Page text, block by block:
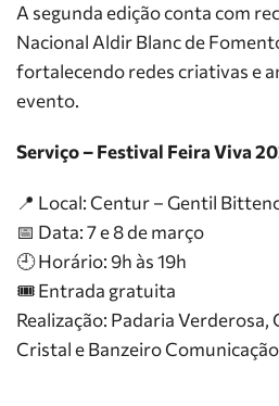
A segunda edição conta com
Nacional Aldir Blanc de
fortalecendo redes criativas e
evento.
Serviço – Festival Feira Viva
📍 Local: Centur – Gentil
📅 Data: 7 e 8 de março
🕘 Horário: 9h às 19h
🎟 Entrada gratuita
Realização: Padaria
Cristal e Banzeiro